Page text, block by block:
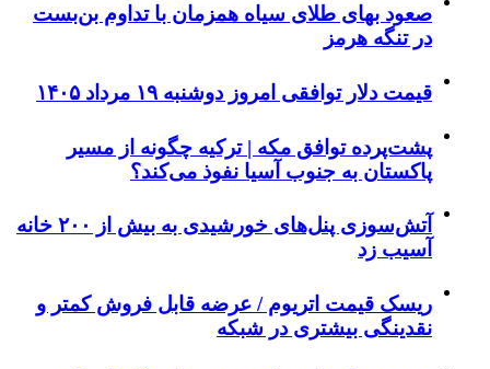
صعود بهای طلای سیاه همزمان با تداوم بن‌بست
در تنگه هرمز
قیمت دلار توافقی امروز دوشنبه ۱۹ مرداد ۱۴۰۵
پشت‌پرده توافق مکه | ترکیه چگونه از مسیر
پاکستان به جنوب آسیا نفوذ می‌کند؟
آتش‌سوزی پنل‌های خورشیدی به بیش از ۲۰۰ خانه
آسیب زد
ریسک قیمت اتریوم / عرضه قابل فروش کمتر و
نقدینگی بیشتری در شبکه